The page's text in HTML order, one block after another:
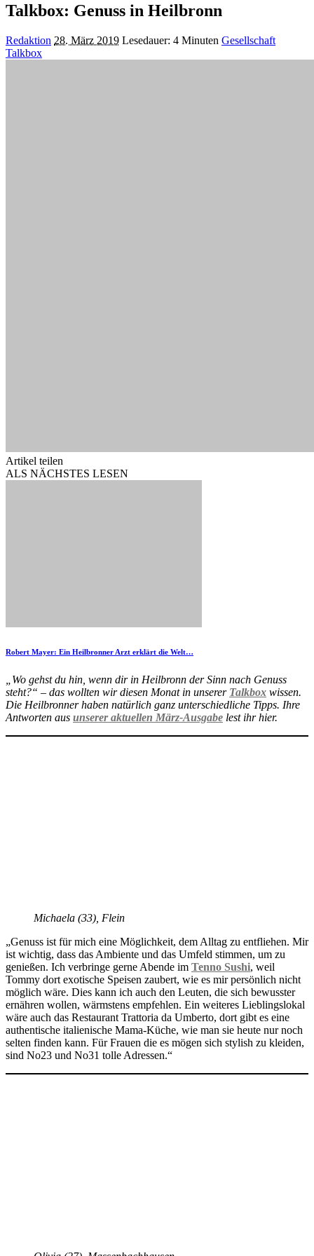
Talkbox: Genuss in Heilbronn
Posted
by
Redaktion 28. März 2019 Lesedauer: 4 Minuten Gesellschaft
Talkbox
Artikel teilen
ALS NÄCHSTES LESEN
Robert Mayer: Ein Heilbronner Arzt erklärt die Welt…
„Wo gehst du hin, wenn dir in Heilbronn der Sinn nach Genuss
steht?“ – das wollten wir diesen Monat in unserer Talkbox wissen.
Die Heilbronner haben natürlich ganz unterschiedliche Tipps. Ihre
Antworten aus unserer aktuellen März-Ausgabe lest ihr hier.
Michaela (33), Flein
„Genuss ist für mich eine Möglichkeit, dem Alltag zu entfliehen. Mir
ist wichtig, dass das Ambiente und das Umfeld stimmen, um zu
genießen. Ich verbringe gerne Abende im Tenno Sushi, weil
Tommy dort exotische Speisen zaubert, wie es mir persönlich nicht
möglich wäre. Dies kann ich auch den Leuten, die sich bewusster
ernähren wollen, wärmstens empfehlen. Ein weiteres Lieblingslokal
wäre auch das Restaurant Trattoria da Umberto, dort gibt es eine
authentische italienische Mama-Küche, wie man sie heute nur noch
selten finden kann. Für Frauen die es mögen sich stylish zu kleiden,
sind No23 und No31 tolle Adressen.“